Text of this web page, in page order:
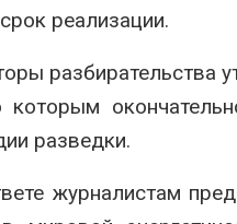
реализации.
разбирательства
которым
разведки.
журналистам